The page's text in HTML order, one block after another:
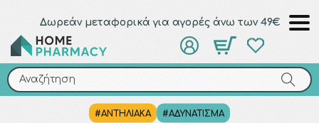
Δωρεάν μεταφορικά για αγορές άνω των 49€
Αναζήτηση
#ΑΝΤΗΛΙΑΚΑ #ΑΔΥΝΑΤΙΣΜΑ
Αναζήτηση